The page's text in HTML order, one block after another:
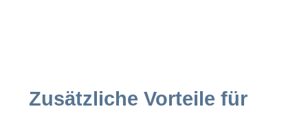
Zusätzliche Vorteile für